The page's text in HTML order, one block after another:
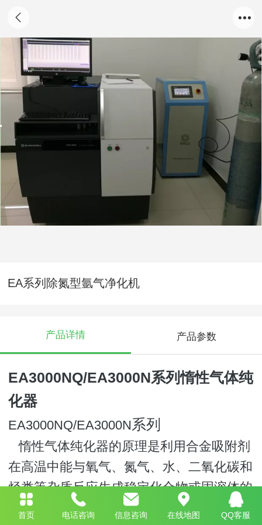
EA系列除氮型氩气净化机
产品详情 产品参数
EA3000NQ/EA3000N系列惰性气体纯
化器
EA3000NQ/EA3000N系列
惰性气体纯化器的原理是利用合金吸附剂
在高温中能与氧气、氮气、水、二氧化碳和
烃类等杂质反应生成稳定化合物或固溶体的
性质来把氩气、氦气、氖气、氙气等惰性气
首页 电话咨询 信息咨询 在线地图 QQ客服